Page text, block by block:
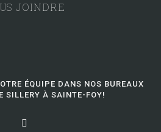
JOINDRE
ÉQUIPE DANS NOS BUREAUX
SILLERY À SAINTE-FOY!